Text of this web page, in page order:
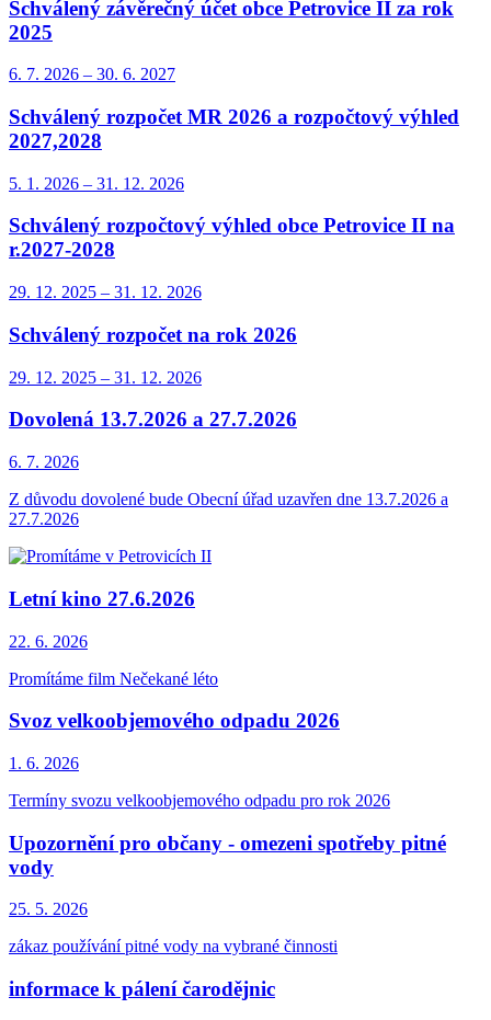
Schválený závěrečný účet obce Petrovice II za rok
2025
6. 7. 2026 – 30. 6. 2027
Schválený rozpočet MR 2026 a rozpočtový výhled
2027,2028
5. 1. 2026 – 31. 12. 2026
Schválený rozpočtový výhled obce Petrovice II na
r.2027-2028
29. 12. 2025 – 31. 12. 2026
Schválený rozpočet na rok 2026
29. 12. 2025 – 31. 12. 2026
Dovolená 13.7.2026 a 27.7.2026
6. 7. 2026
Z důvodu dovolené bude Obecní úřad uzavřen dne 13.7.2026 a
27.7.2026
Letní kino 27.6.2026
22. 6. 2026
Promítáme film Nečekané léto
Svoz velkoobjemového odpadu 2026
1. 6. 2026
Termíny svozu velkoobjemového odpadu pro rok 2026
Upozornění pro občany - omezeni spotřeby pitné
vody
25. 5. 2026
zákaz používání pitné vody na vybrané činnosti
informace k pálení čarodějnic